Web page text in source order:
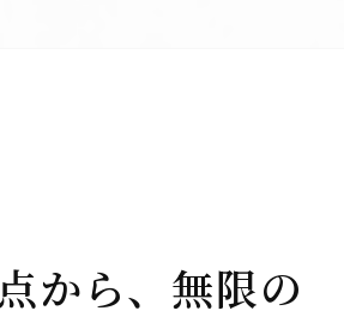
から、無限の